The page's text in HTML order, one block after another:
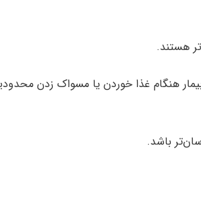
هستند.
بیمار هنگام غذا خوردن یا مسواک زدن
باشد.